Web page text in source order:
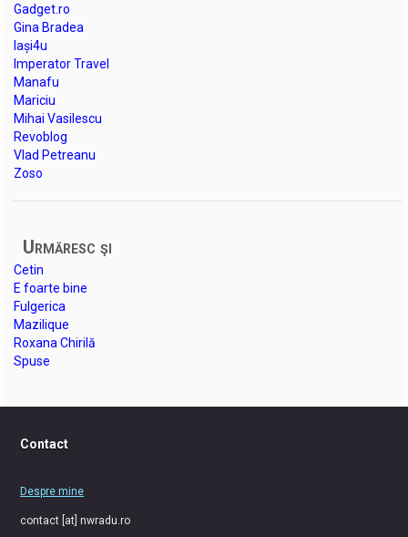
Gadget.ro
Gina Bradea
Iași4u
Imperator Travel
Manafu
Mariciu
Mihai Vasilescu
Revoblog
Vlad Petreanu
Zoso
Urmăresc şi
Cetin
E foarte bine
Fulgerica
Mazilique
Roxana Chirilă
Spuse
Contact
Despre mine
contact [at] nwradu.ro